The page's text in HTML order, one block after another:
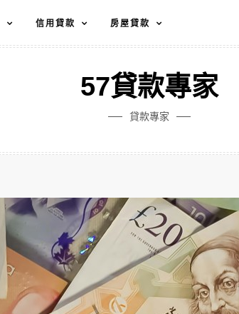
信用貸款 房屋貸款
57貸款專家
貸款專家